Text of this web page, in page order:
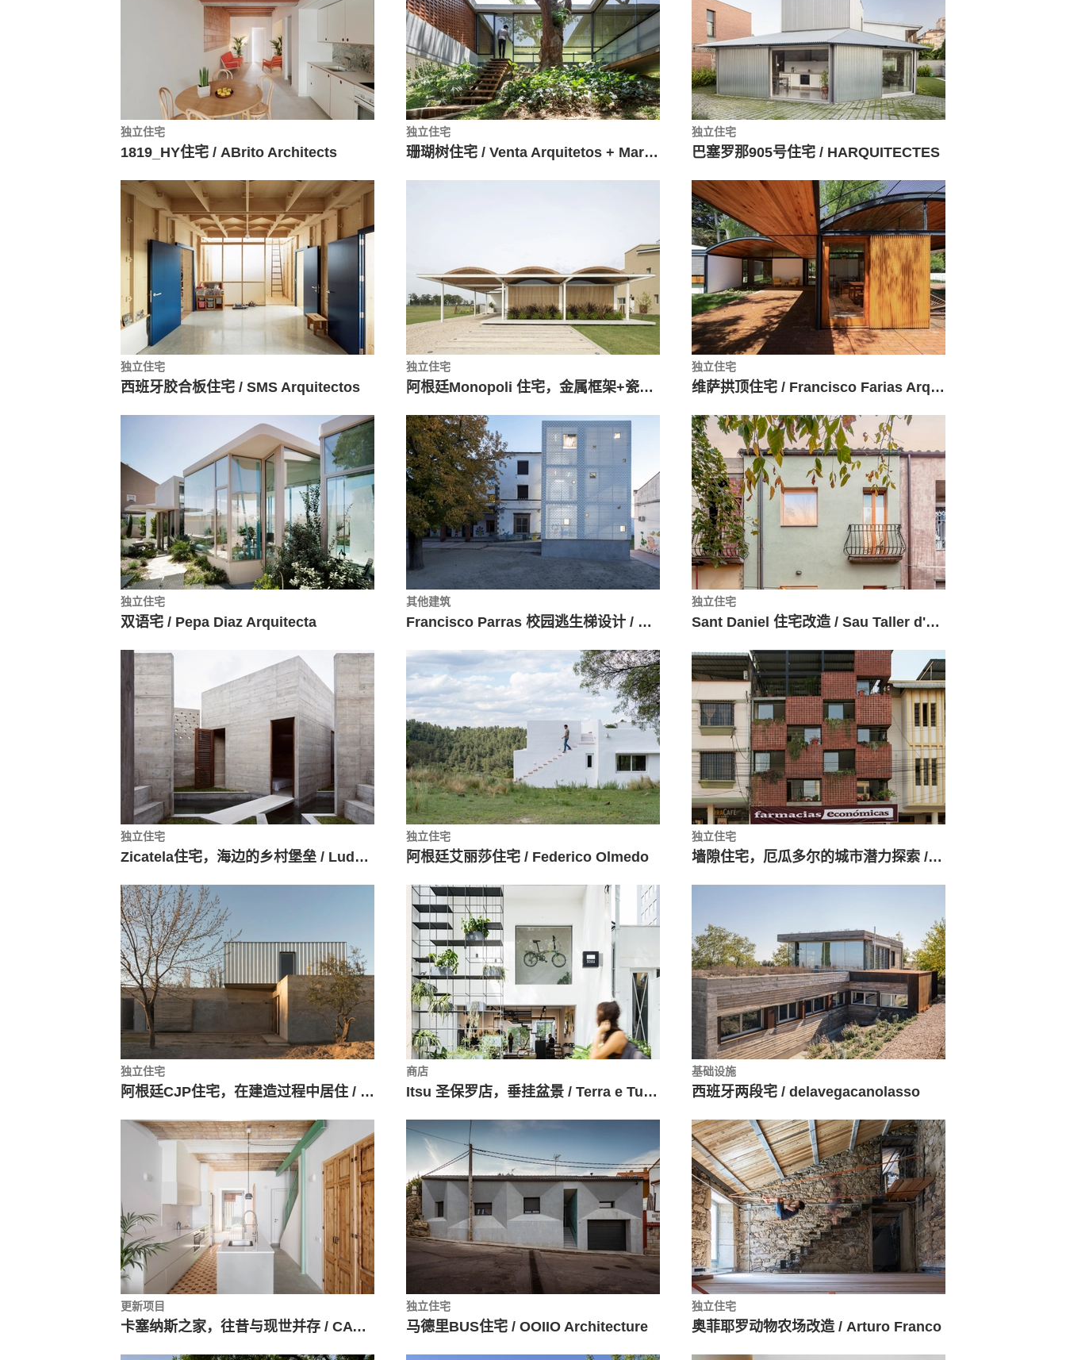
独立住宅
1819_HY住宅 / ABrito Architects
独立住宅
珊瑚树住宅 / Venta Arquitetos + Mariana Meneguetti
独立住宅
巴塞罗那905号住宅 / HARQUITECTES
独立住宅
西班牙胶合板住宅 / SMS Arquitectos
独立住宅
阿根廷Monopoli 住宅，金属框架+瓷屋顶 / Fabrizio Pugliese
独立住宅
维萨拱顶住宅 / Francisco Farias Arquitecto y Asociados
独立住宅
双语宅 / Pepa Diaz Arquitecta
其他建筑
Francisco Parras 校园逃生梯设计 / DUNAR arquitectos
独立住宅
Sant Daniel 住宅改造 / Sau Taller d'Arquitectura
独立住宅
Zicatela住宅，海边的乡村堡垒 / Ludwig Godefroy Architecture
独立住宅
阿根廷艾丽莎住宅 / Federico Olmedo
独立住宅
墙隙住宅，厄瓜多尔的城市潜力探索 / Natura Futura
独立住宅
阿根廷CJP住宅，在建造过程中居住 / ONA - Oficina Nómada de Arquitectura
商店
Itsu 圣保罗店，垂挂盆景 / Terra e Tuma Arquitetos Associados
基础设施
西班牙两段宅 / delavegacanolasso
更新项目
卡塞纳斯之家，往昔与现世并存 / CAVAA Arquitectes
独立住宅
马德里BUS住宅 / OOIIO Architecture
独立住宅
奥菲耶罗动物农场改造 / Arturo Franco